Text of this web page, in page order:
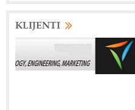
KLIJENTI